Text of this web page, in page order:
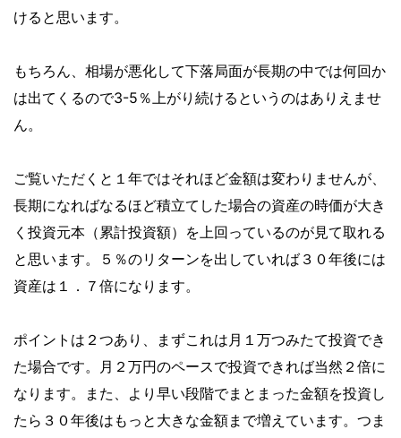
けると思います。
もちろん、相場が悪化して下落局面が長期の中では何回か
は出てくるので3-5％上がり続けるというのはありえませ
ん。
ご覧いただくと１年ではそれほど金額は変わりませんが、
長期になればなるほど積立てした場合の資産の時価が大き
く投資元本（累計投資額）を上回っているのが見て取れる
と思います。
５％のリターンを出していれば３０年後には
資産は１．７倍になります。
ポイントは２つあり、まずこれは月１万つみたて投資でき
た場合です。月２万円のペースで投資できれば当然２倍に
なります。また、より早い段階でまとまった金額を投資し
たら３０年後はもっと大きな金額まで増えています。つま